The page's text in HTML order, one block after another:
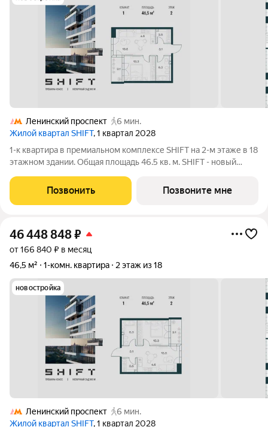
Ленинский проспект
6 мин.
Жилой квартал SHIFT, 1 квартал 2028
1-к квартира в премиальном комплексе SHIFT на 2-м этаже в 18
этажном здании. Общая площадь 46.5 кв. м. SHIFT - новый
районе, в 300 м от Нескучного сада. Главная особенность
проекта - 5 башен, в
Позвонить Позвоните мне
46 448 848₽
от 166 840 ₽ в месяц
46,5 м²
1-комн. квартира 2 этаж из 18
новостройка
Ленинский проспект
6 мин.
Жилой квартал SHIFT, 1 квартал 2028